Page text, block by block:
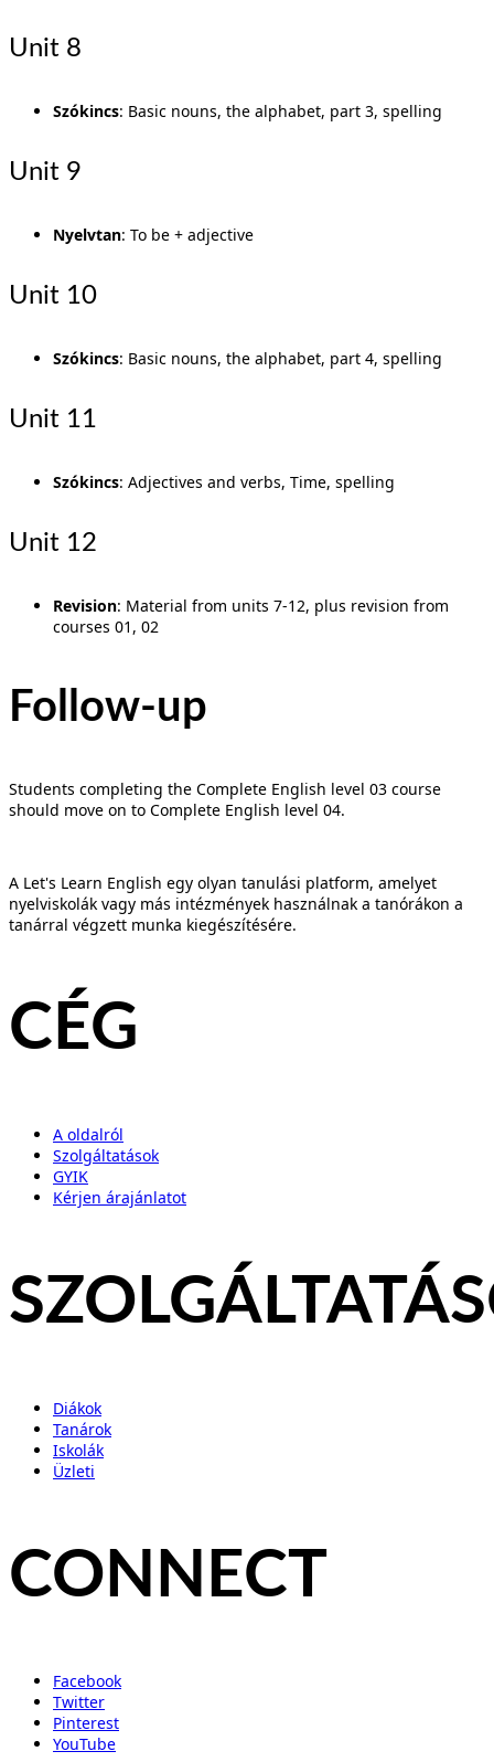
Unit 8
Szókincs: Basic nouns, the alphabet, part 3, spelling
Unit 9
Nyelvtan: To be + adjective
Unit 10
Szókincs: Basic nouns, the alphabet, part 4, spelling
Unit 11
Szókincs: Adjectives and verbs, Time, spelling
Unit 12
Revision: Material from units 7-12, plus revision from
courses 01, 02
Follow-up
Students completing the Complete English level 03 course
should move on to Complete English level 04.
A Let's Learn English egy olyan tanulási platform, amelyet
nyelviskolák vagy más intézmények használnak a tanórákon a
tanárral végzett munka kiegészítésére.
CÉG
A oldalról
Szolgáltatások
GYIK
Kérjen árajánlatot
Diákok
Tanárok
Iskolák
Üzleti
CONNECT
Facebook
Twitter
Pinterest
YouTube